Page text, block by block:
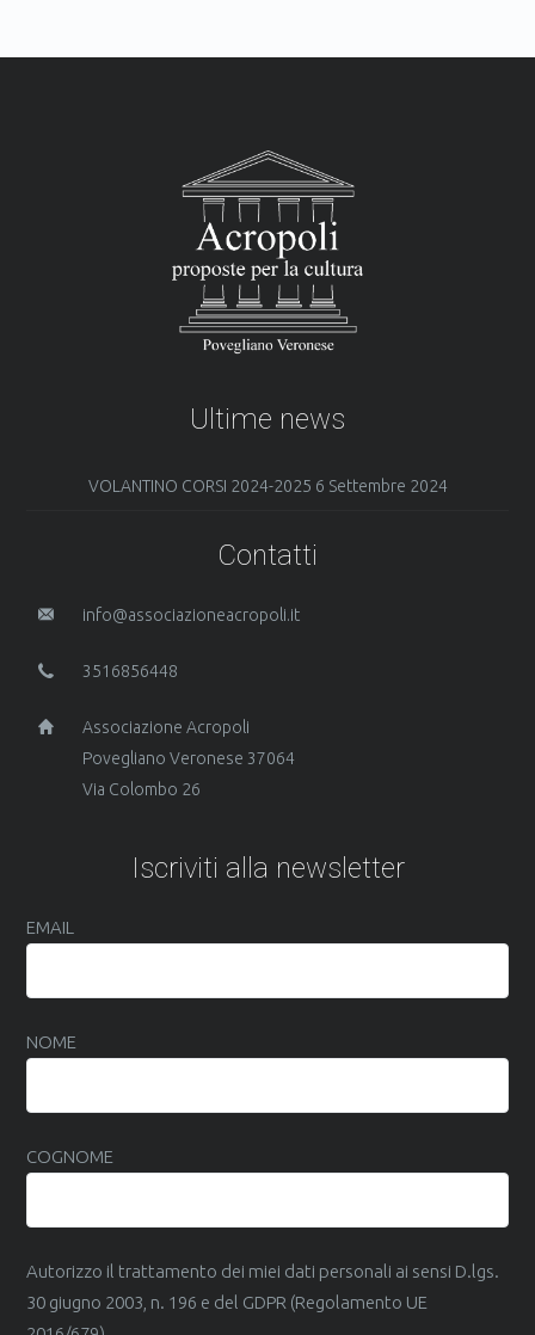
Ultime news
VOLANTINO CORSI 2024-2025 6 Settembre 2024
Contatti
info@associazioneacropoli.it
3516856448
Associazione Acropoli
Povegliano Veronese 37064
Via Colombo 26
Iscriviti alla newsletter
EMAIL
NOME
COGNOME
Autorizzo il trattamento dei miei dati personali ai sensi D.lgs.
30 giugno 2003, n. 196 e del GDPR (Regolamento UE